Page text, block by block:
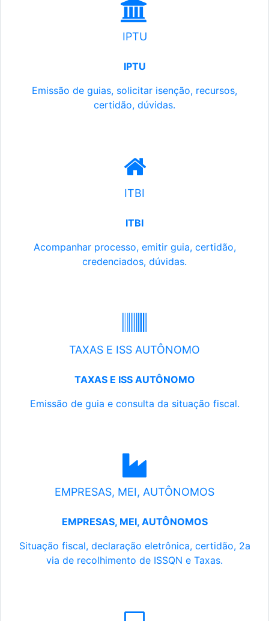
IPTU
IPTU
Emissão de guias, solicitar isenção, recursos,
certidão, dúvidas.
ITBI
ITBI
Acompanhar processo, emitir guia, certidão,
credenciados, dúvidas.
TAXAS E ISS AUTÔNOMO
TAXAS E ISS AUTÔNOMO
Emissão de guia e consulta da situação fiscal.
EMPRESAS, MEI, AUTÔNOMOS
EMPRESAS, MEI, AUTÔNOMOS
Situação fiscal, declaração eletrônica, certidão, 2a
via de recolhimento de ISSQN e Taxas.